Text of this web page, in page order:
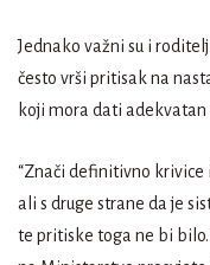
Jednako važni su i
često vrši pritisak na
koji mora dati
“Znači definitivno
ali s druge strane da je
te pritiske toga ne bi